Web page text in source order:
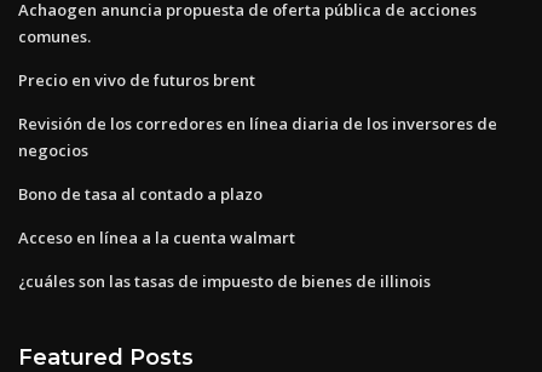
Achaogen anuncia propuesta de oferta pública de acciones
comunes.
Precio en vivo de futuros brent
Revisión de los corredores en línea diaria de los inversores de
negocios
Bono de tasa al contado a plazo
Acceso en línea a la cuenta walmart
¿cuáles son las tasas de impuesto de bienes de illinois
Featured Posts